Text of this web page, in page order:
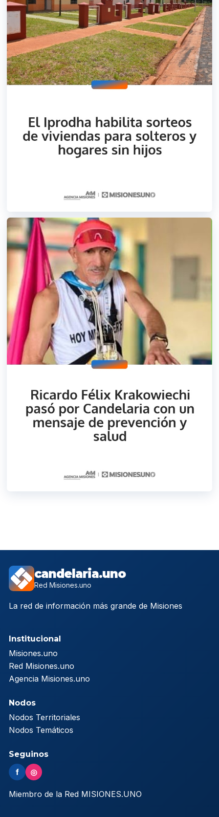
candelaria.uno
Red Misiones.uno
La red de información más grande de Misiones
Institucional
Misiones.uno
Red Misiones.uno
Agencia Misiones.uno
Nodos
Nodos Territoriales
Nodos Temáticos
Seguinos
f ◎
Miembro de la Red MISIONES.UNO